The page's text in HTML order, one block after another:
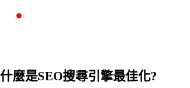
什麼是SEO搜尋引擎最佳化?